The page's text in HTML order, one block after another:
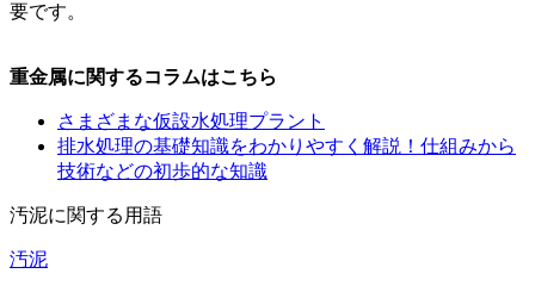
要です。
重金属に関するコラムはこちら
さまざまな仮設水処理プラント
排水処理の基礎知識をわかりやすく解説！仕組みから
技術などの初歩的な知識
汚泥に関する用語
汚泥